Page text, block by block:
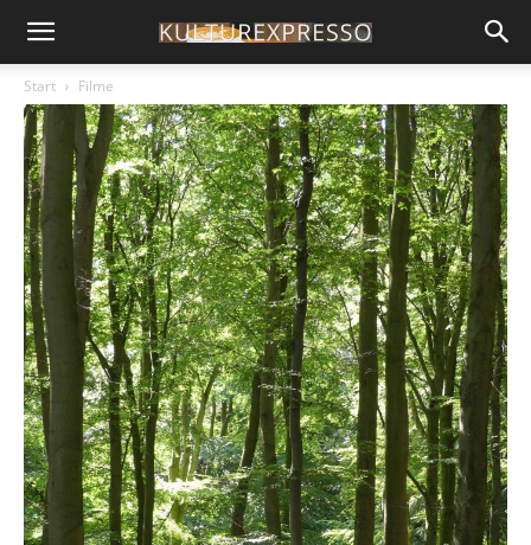
Start Filme